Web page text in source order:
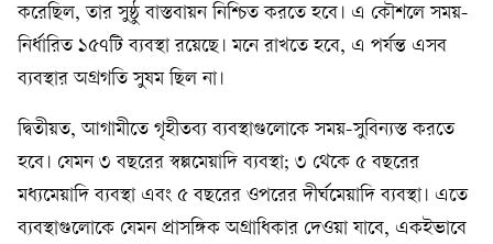
করেছিল, তার সুষ্ঠু বাস্তবায়ন নিশ্চিত করতে হবে। এ কৌশলে সময়-
নির্ধারিত ১৫৭টি ব‍্যবস্থা রয়েছে। মনে রাখতে হবে, এ পর্যন্ত এসব
ব্যবস্থার অগ্রগতি সুষম ছিল না।
দ্বিতীয়ত, আগামীতে গৃহীতব‍্য ব‍্যবস্থাগুলোকে সময়-সুবিন‍্যস্ত করতে
হবে। যেমন ৩ বছরের স্বল্পমেয়াদি ব‍্যবস্থা; ৩ থেকে ৫ বছরের
মধ‍্যমেয়াদি ব‍্যবস্থা এবং ৫ বছরের ওপরের দীর্ঘমেয়াদি ব্যবস্থা। এতে
ব‍্যবস্থাগুলোকে যেমন প্রাসঙ্গিক অগ্রাধিকার দেওয়া যাবে, একইভাবে